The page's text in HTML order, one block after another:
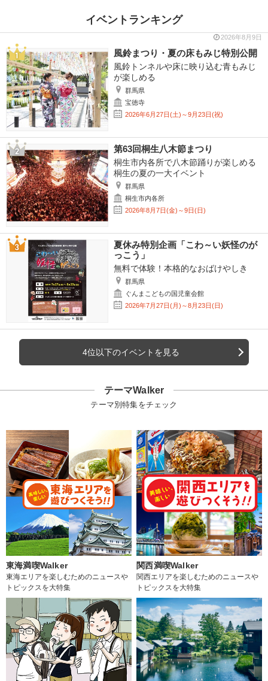
イベントランキング
2026年8月9日
風鈴まつり・夏の床もみじ特別公開
風鈴トンネルや床に映り込む青もみじ
が楽しめる
群馬県
宝徳寺
2026年6月27日(土)～9月23日(祝)
第63回桐生八木節まつり
桐生市内各所で八木節踊りが楽しめる
桐生の夏の一大イベント
群馬県
桐生市内各所
2026年8月7日(金)～9日(日)
夏休み特別企画「こわ～い妖怪のが
っこう」
無料で体験！本格的なおばけやしき
群馬県
ぐんまこどもの国児童会館
2026年7月27日(月)～8月23日(日)
4位以下のイベントを見る
テーマWalker
テーマ別特集をチェック
東海満喫Walker
東海エリアを楽しむためのニュースや
トピックスを大特集
関西満喫Walker
関西エリアを楽しむためのニュースや
トピックスを大特集